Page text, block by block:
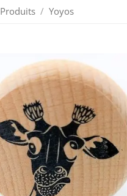
Produits Yoyos